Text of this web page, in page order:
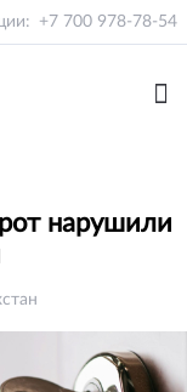
+7 700 978-78-54
нарушили